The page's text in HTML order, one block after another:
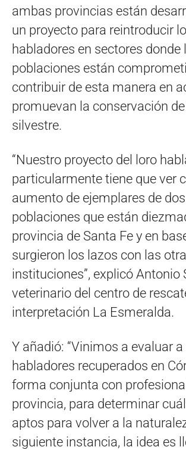
ambas provincias están
un proyecto para reintroducir
habladores en sectores donde
poblaciones están
contribuir de esta manera en
promuevan la conservación
silvestre.
“Nuestro proyecto del loro
particularmente tiene que ver
aumento de ejemplares de dos
poblaciones que están
provincia de Santa Fe y en
surgieron los lazos con las
instituciones”, explicó Antonio
veterinario del centro de
interpretación La Esmeralda.
Y añadió: “Vinimos a evaluar
habladores recuperados en
forma conjunta con
provincia, para determinar
aptos para volver a la
siguiente instancia, la idea es